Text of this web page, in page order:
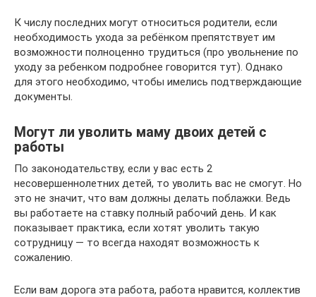
К числу последних могут относиться родители, если
необходимость ухода за ребёнком препятствует им
возможности полноценно трудиться (про увольнение по
уходу за ребенком подробнее говорится тут). Однако
для этого необходимо, чтобы имелись подтверждающие
документы.
Могут ли уволить маму двоих детей с
работы
По законодательству, если у вас есть 2
несовершеннолетних детей, то уволить вас не смогут. Но
это не значит, что вам должны делать поблажки. Ведь
вы работаете на ставку полный рабочий день. И как
показывает практика, если хотят уволить такую
сотрудницу — то всегда находят возможность к
сожалению.
Если вам дорога эта работа, работа нравится, коллектив